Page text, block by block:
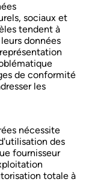
sociaux et
tendent à
données
de conformité
les
nécessite
des
fournisseur
totale à